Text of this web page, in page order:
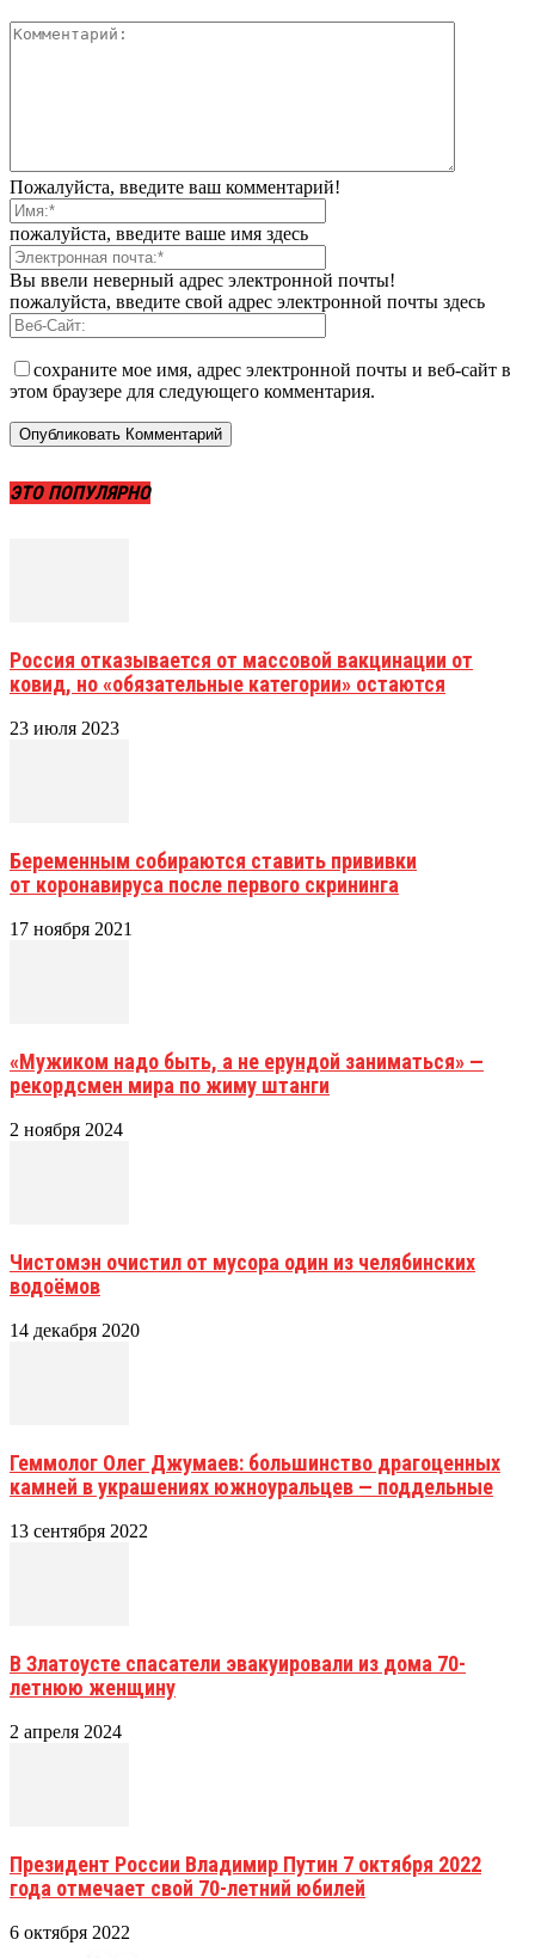
Пожалуйста, введите ваш комментарий!
пожалуйста, введите ваше имя здесь
Вы ввели неверный адрес электронной почты!
пожалуйста, введите свой адрес электронной почты здесь
сохраните мое имя, адрес электронной почты и веб-сайт в
этом браузере для следующего комментария.
ЭТО ПОПУЛЯРНО
Россия отказывается от массовой вакцинации от
ковид, но «обязательные категории» остаются
23 июля 2023
Беременным собираются ставить прививки
от коронавируса после первого скрининга
17 ноября 2021
«Мужиком надо быть, а не ерундой заниматься» —
рекордсмен мира по жиму штанги
2 ноября 2024
Чистомэн очистил от мусора один из челябинских
водоёмов
14 декабря 2020
Геммолог Олег Джумаев: большинство драгоценных
камней в украшениях южноуральцев — поддельные
13 сентября 2022
В Златоусте спасатели эвакуировали из дома 70-
летнюю женщину
2 апреля 2024
Президент России Владимир Путин 7 октября 2022
года отмечает свой 70-летний юбилей
6 октября 2022